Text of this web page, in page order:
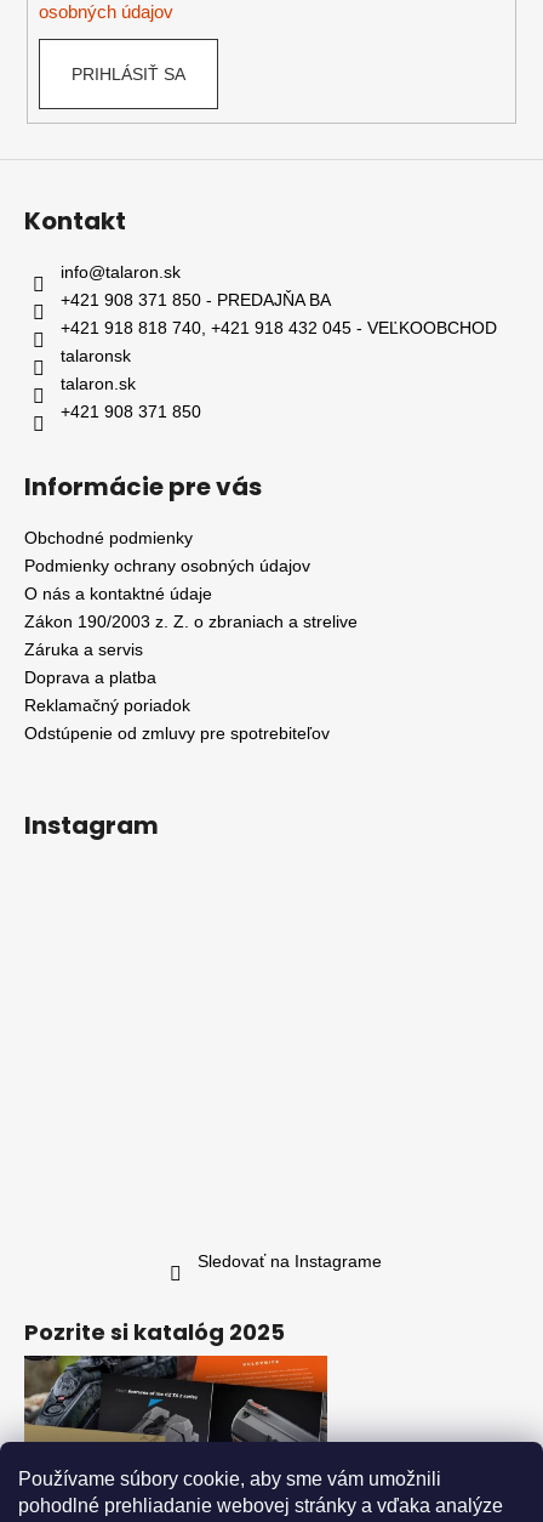
Používame súbory cookie, aby sme vám umožnili
pohodlné prehliadanie webovej stránky a vďaka analýze
osobných údajov
PRIHLÁSIŤ SA
Kontakt
info@talaron.sk
+421 908 371 850 - PREDAJŇA BA
+421 918 818 740, +421 918 432 045 - VEĽKOOBCHOD
talaronsk
talaron.sk
+421 908 371 850
Informácie pre vás
Obchodné podmienky
Podmienky ochrany osobných údajov
O nás a kontaktné údaje
Zákon 190/2003 z. Z. o zbraniach a strelive
Záruka a servis
Doprava a platba
Reklamačný poriadok
Odstúpenie od zmluvy pre spotrebiteľov
Instagram
Sledovať na Instagrame
Pozrite si katalóg 2025